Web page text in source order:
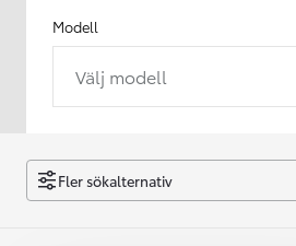
Från 238 900 kr
Easy Billån
GR Yaris
BENSIN
Modell
Välj modell
Fler sökalternativ